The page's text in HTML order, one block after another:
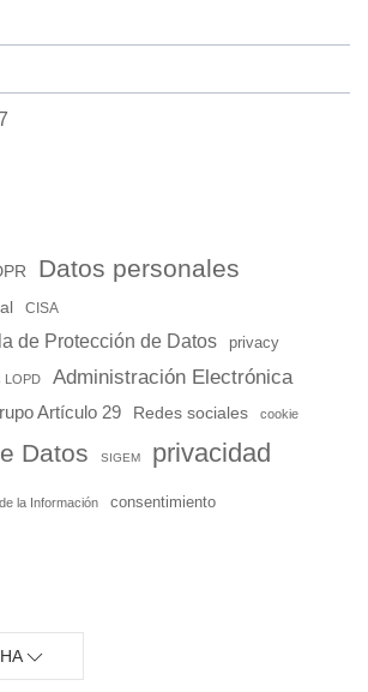
Datos personales
CISA
de Protección de Datos privacy
LOPD Administración Electrónica
Artículo 29 Redes sociales cookie
Datos SIGEM privacidad
la Información consentimiento